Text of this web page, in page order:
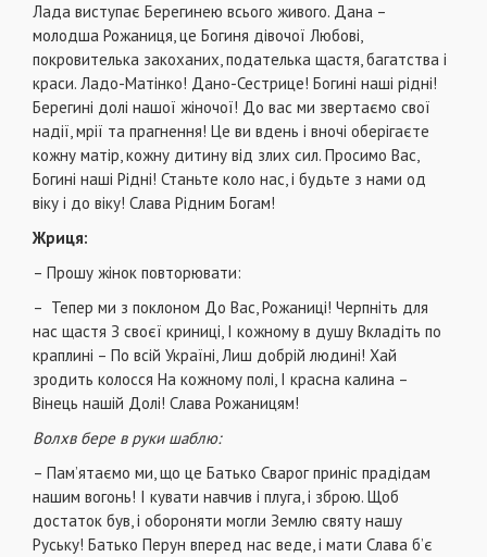
Лада виступає Берегинею всього живого. Дана –
молодша Рожаниця, це Богиня дівочої Любові,
покровителька закоханих, подателька щастя, багатства і
краси. Ладо-Матінко! Дано-Сестрице! Богині наші рідні!
Берегині долі нашої жіночої! До вас ми звертаємо свої
надії, мрії та прагнення! Це ви вдень і вночі оберігаєте
кожну матір, кожну дитину від злих сил. Просимо Вас,
Богині наші Рідні! Станьте коло нас, і будьте з нами од
віку і до віку! Слава Рідним Богам!
Жриця:
– Прошу жінок повторювати:
– Тепер ми з поклоном До Вас, Рожаниці! Черпніть для
нас щастя З своєї криниці, І кожному в душу Вкладіть по
краплині – По всій Україні, Лиш добрій людині! Хай
зродить колосся На кожному полі, І красна калина –
Вінець нашій Долі! Слава Рожаницям!
Волхв бере в руки шаблю:
– Пам’ятаємо ми, що це Батько Сварог приніс прадідам
нашим вогонь! І кувати навчив і плуга, і зброю. Щоб
достаток був, і обороняти могли Землю святу нашу
Руську! Батько Перун вперед нас веде, і мати Слава б’є